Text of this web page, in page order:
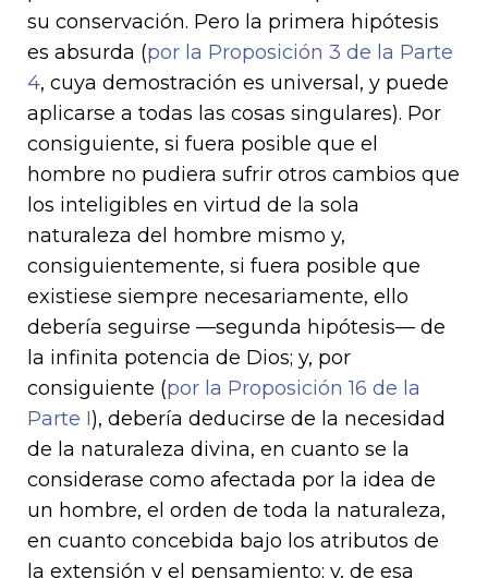
su conservación. Pero la primera hipótesis
es absurda (por la Proposición 3 de la Parte
4, cuya demostración es universal, y puede
aplicarse a todas las cosas singulares). Por
consiguiente, si fuera posible que el
hombre no pudiera sufrir otros cambios que
los inteligibles en virtud de la sola
naturaleza del hombre mismo y,
consiguientemente, si fuera posible que
existiese siempre necesariamente, ello
debería seguirse —segunda hipótesis— de
la infinita potencia de Dios; y, por
consiguiente (por la Proposición 16 de la
Parte I), debería deducirse de la necesidad
de la naturaleza divina, en cuanto se la
considerase como afectada por la idea de
un hombre, el orden de toda la naturaleza,
en cuanto concebida bajo los atributos de
la extensión y el pensamiento; y, de esa